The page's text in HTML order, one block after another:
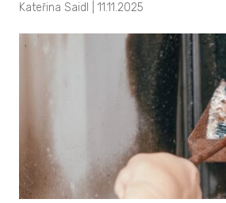
Kateřina Saidl | 11.11.2025